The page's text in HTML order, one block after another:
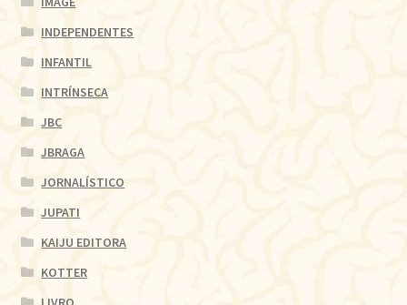
INDEPENDENTES
INFANTIL
INTRÍNSECA
JBC
JBRAGA
JORNALÍSTICO
JUPATI
KAIJU EDITORA
KOTTER